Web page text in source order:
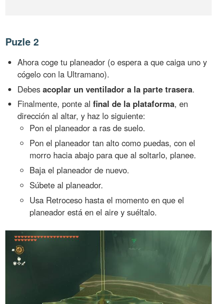
Puzle 2
Ahora coge tu planeador (o espera a que caiga uno y
cógelo con la Ultramano).
Debesacoplar un ventilador a la parte trasera.
Finalmente, ponte alfinal de la plataforma, en
dirección al altar, y haz lo siguiente:
Pon el planeador a ras de suelo.
Pon el planeador tan alto como puedas, con el
morro hacia abajo para que al soltarlo, planee.
Baja el planeador de nuevo.
Súbete al planeador.
Usa Retroceso hasta el momento en que el
planeador está en el aire y suéltalo.